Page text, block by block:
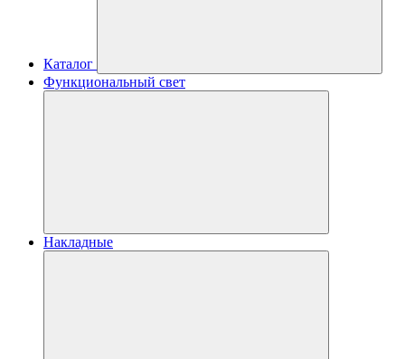
Каталог
Функциональный свет
Накладные